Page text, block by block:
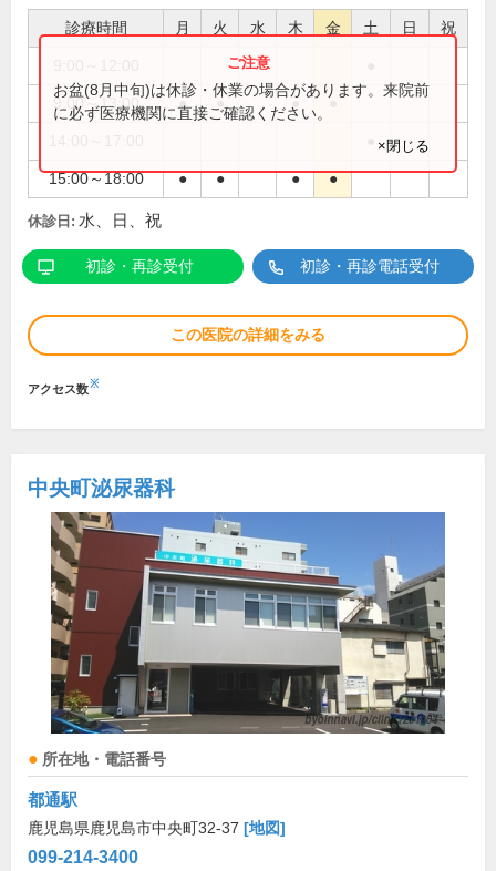
診療時間 月 火 水 木 金 土 日 祝
9:00～13:00 ● ● ● ●
15:00～18:00 ● ● ● ●
お盆(8月中旬)は休診・休業の場合があります。来院前
に必ず医療機関に直接ご確認ください。
×閉じる
休診日: 水、日、祝
初診・再診受付 初診・再診電話受付
この医院の詳細をみる
アクセス数※
中央町泌尿器科
所在地・電話番号
都通駅
鹿児島県鹿児島市中央町32-37 [地図]
099-214-3400